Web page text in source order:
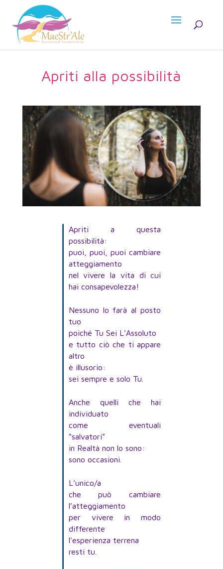
Apriti alla possibilità
Apriti a questa
possibilità:
puoi, puoi, puoi cambiare
atteggiamento
nel vivere la vita di cui
hai consapevolezza!
Nessuno lo farà al posto
tuo
poiché Tu Sei L’Assoluto
e tutto ciò che ti appare
altro
è illusorio:
sei sempre e solo Tu.
Anche quelli che hai
individuato
come eventuali
“salvatori”
in Realtà non lo sono:
sono occasioni.
L’unico/a
che può cambiare
l’atteggiamento
per vivere in modo
differente
l’esperienza terrena
resti tu.